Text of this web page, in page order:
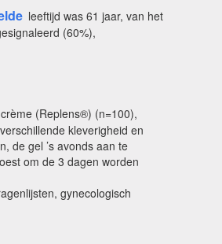
leeftijd was 61 jaar, van het
(60%),
(Replens®) (n=100),
kleverigheid en
de gel ’s avonds aan te
om de 3 dagen worden
gynecologisch